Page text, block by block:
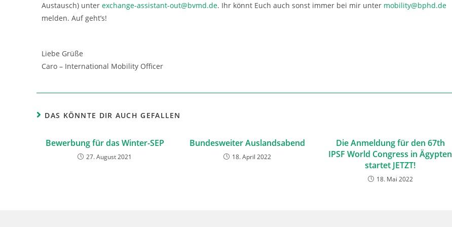
Austausch) unter exchange-assistant-out@bvmd.de. Ihr könnt Euch auch sonst immer bei mir unter mobility@bphd.de
melden. Auf geht’s!
Liebe Grüße
Caro – International Mobility Officer
DAS KÖNNTE DIR AUCH GEFALLEN
Bewerbung für das Winter-SEP
27. August 2021
Bundesweiter Auslandsabend
18. April 2022
Die Anmeldung für den 67th
IPSF World Congress in Ägypten
startet JETZT!
18. Mai 2022